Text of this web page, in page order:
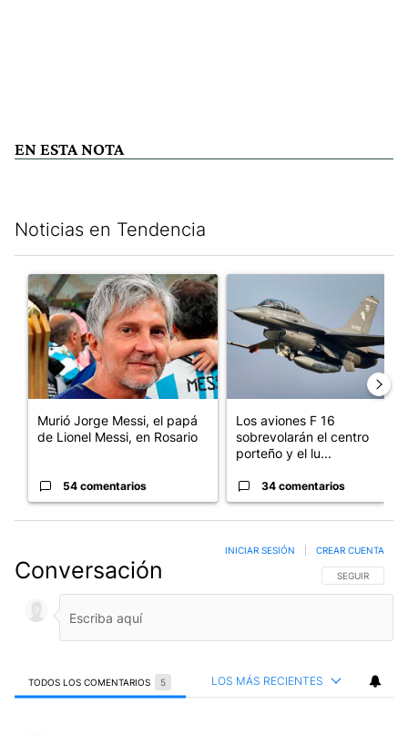
EN ESTA NOTA
Noticias en Tendencia
Un artículo de tendencia con el título "Murió Jorge Messi, el
Murió Jorge Messi, el papá
de Lionel Messi, en Rosario
54 comentarios
Los aviones F 16
sobrevolarán el centro
porteño y el lu...
34 comentarios
Conversación SIGA ESTA
SEGUIR
INICIAR SESIÓN CREAR CUENTA
TODOS LOS COMENTARIOS 5 LOS MÁS RECIENTES